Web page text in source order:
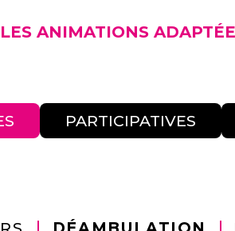
ANIMATIONS
PARTICIPATIVES